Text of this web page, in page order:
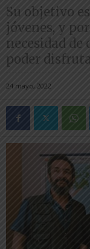
Su objetivo
jóvenes, y
necesidad
poder
24 mayo, 2022